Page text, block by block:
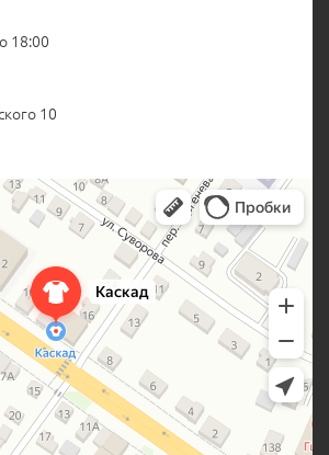
18:00
10